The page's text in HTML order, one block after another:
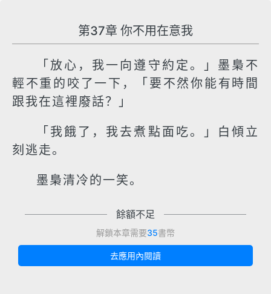
第37章 你不用在意我
「放心，我一向遵守約定。」墨梟不
輕不重的咬了一下，「要不然你能有時間
跟我在這裡廢話？」
「我餓了，我去煮點面吃。」白傾立
刻逃走。
墨梟清冷的一笑。
餘額不足
解鎖本章需要35書幣
去應用內閱讀